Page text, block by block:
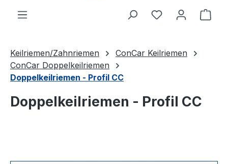
Keilriemen/Zahnriemen
ConCar Keilriemen
ConCar Doppelkeilriemen
Doppelkeilriemen - Profil CC
Doppelkeilriemen - Profil CC